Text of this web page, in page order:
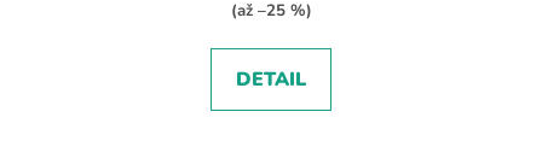
(až –25 %)
DETAIL